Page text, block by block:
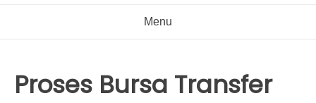
Menu
Proses Bursa Transfer